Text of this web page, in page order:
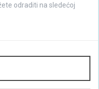
odraditi na sledećoj